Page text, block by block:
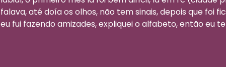
falava, até doía os olhos, não tem sinais, depois que foi
eu fui fazendo amizades, expliquei o alfabeto, então eu